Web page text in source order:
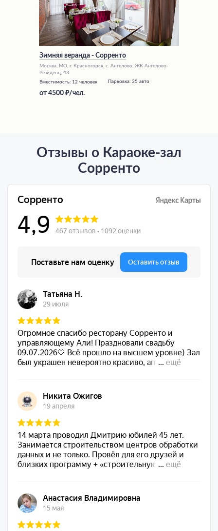
Зимняя веранда - Сорренто
Москва, МО, г. Красногорск, с. Ангелово, ЖК Ангелово-
Резиденц, 43
Вместимость: 12 человек Парковка: 35 авто
от 4500 /чел.
Отзывы о Караоке-зал
Сорренто